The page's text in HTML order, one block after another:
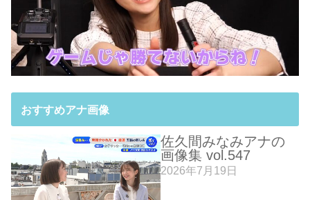
おすすめアナ画像
佐久間みなみアナの
画像集 vol.547
2026年7月19日